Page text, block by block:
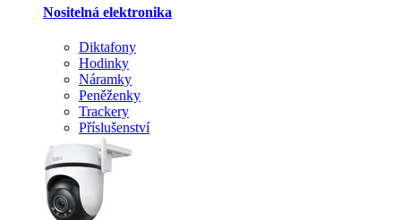
Nositelná elektronika
Diktafony
Hodinky
Náramky
Peněženky
Trackery
Příslušenství